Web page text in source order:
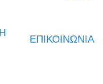
ΕΠΙΚΟΙΝΩΝΙΑ